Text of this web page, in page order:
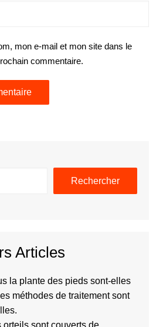
mon e-mail et mon site dans le
commentaire.
Rechercher
Articles
la plante des pieds sont-elles
méthodes de traitement sont